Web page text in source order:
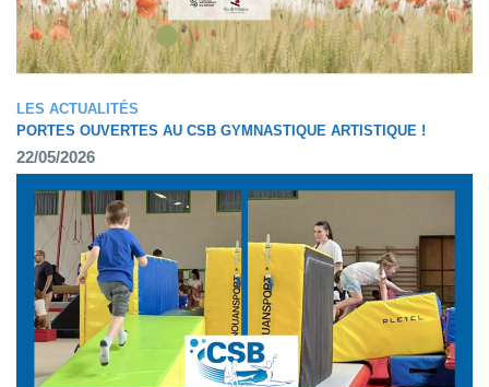
LES ACTUALITÉS
PORTES OUVERTES AU CSB GYMNASTIQUE ARTISTIQUE !
22/05/2026